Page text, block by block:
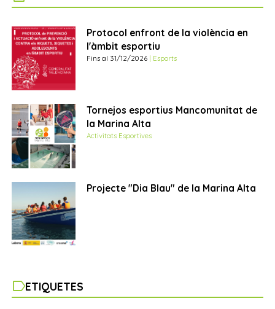
Protocol enfront de la violència en
l'àmbit esportiu
Fins al 31/12/2026 | Esports
Tornejos esportius Mancomunitat de
la Marina Alta
Activitats Esportives
Projecte "Dia Blau" de la Marina Alta
labelETIQUETES